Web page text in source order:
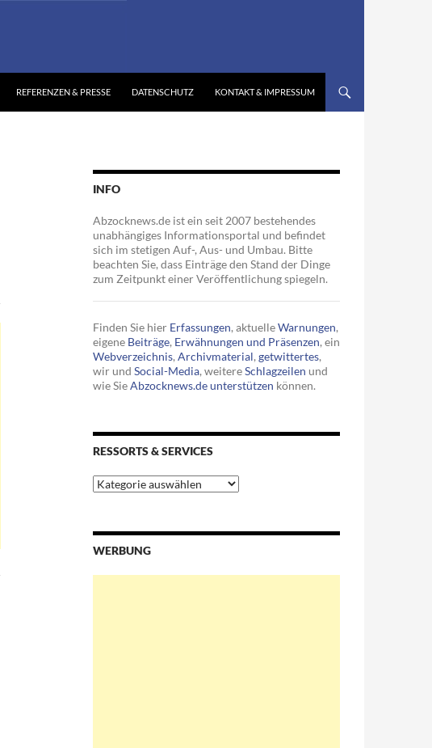
REFERENZEN & PRESSE DATENSCHUTZ KONTAKT & IMPRESSUM
INFO
Abzocknews.de ist ein seit 2007 bestehendes
unabhängiges Informationsportal und befindet
sich im stetigen Auf-, Aus- und Umbau. Bitte
beachten Sie, dass Einträge den Stand der Dinge
zum Zeitpunkt einer Veröffentlichung spiegeln.
Finden Sie hier Erfassungen, aktuelleWarnungen,
eigene Beiträge, Erwähnungen und Präsenzen, ein
Webverzeichnis, Archivmaterial, getwittertes,
wir und Social-Media, weitereSchlagzeilen und
wie SieAbzocknews.de unterstützen können.
RESSORTS & SERVICES
Ressorts
&
WERBUNG